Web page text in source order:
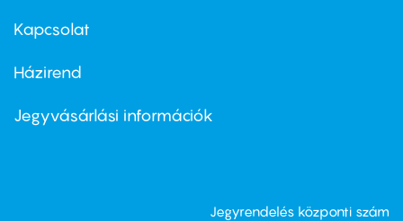
firstKapcsolat
Footer
second
Házirend
Jegyvásárlási információk
Jegyrendelés központi szám